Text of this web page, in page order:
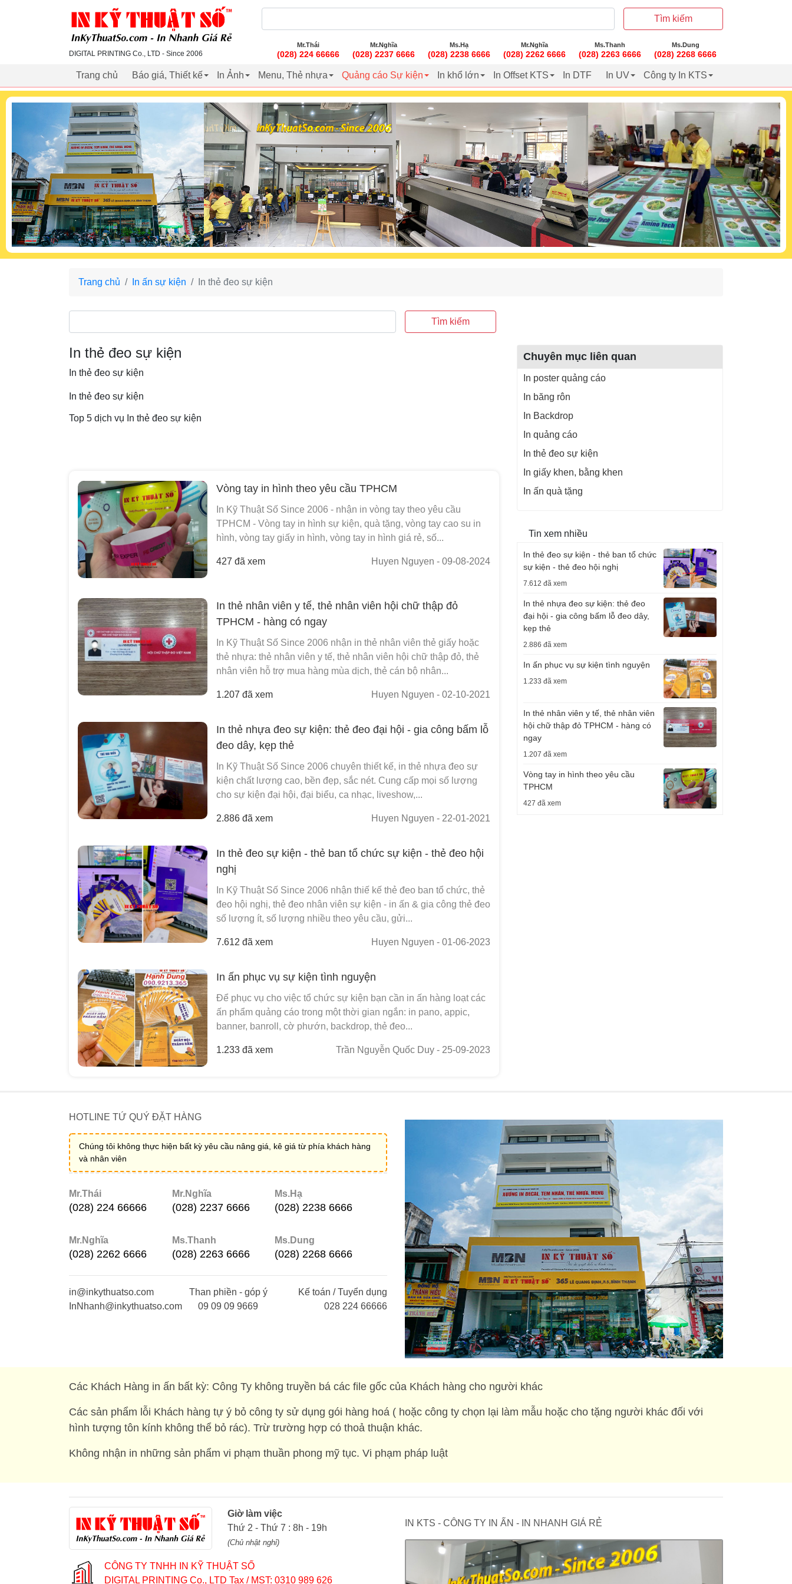
inkythuatso.com
DIGITAL PRINTING Co., LTD - Since 2006
Tìm kiếm
Mr.Thái
(028) 224 66666
Mr.Nghĩa
(028) 2237 6666
Ms.Hạ
(028) 2238 6666
Mr.Nghĩa
(028) 2262 6666
Ms.Thanh
(028) 2263 6666
Ms.Dung
(028) 2268 6666
Trang chủ Báo giá, Thiết kế In Ảnh Menu, Thẻ nhựa Quảng cáo Sự kiện In khổ lớn In Offset KTS In DTF In UV Công ty In KTS
Trang chủ In ấn sự kiện In thẻ đeo sự kiện
Tìm kiếm
In thẻ đeo sự kiện
In thẻ đeo sự kiện
In thẻ đeo sự kiện
Top 5 dịch vụ In thẻ đeo sự kiện
Vòng tay in hình theo yêu cầu TPHCM
In Kỹ Thuật Số Since 2006 - nhận in vòng tay theo yêu cầu
TPHCM - Vòng tay in hình sự kiện, quà tặng, vòng tay cao su in
hình, vòng tay giấy in hình, vòng tay in hình giá rẻ, số...
427 đã xem Huyen Nguyen - 09-08-2024
In thẻ nhân viên y tế, thẻ nhân viên hội chữ thập đỏ
TPHCM - hàng có ngay
In Kỹ Thuật Số Since 2006 nhận in thẻ nhân viên thẻ giấy hoặc
thẻ nhựa: thẻ nhân viên y tế, thẻ nhân viên hội chữ thập đỏ, thẻ
nhân viên hỗ trợ mua hàng mùa dịch, thẻ cán bộ nhân...
1.207 đã xem Huyen Nguyen - 02-10-2021
In thẻ nhựa đeo sự kiện: thẻ đeo đại hội - gia công bấm lỗ
đeo dây, kẹp thẻ
In Kỹ Thuật Số Since 2006 chuyên thiết kế, in thẻ nhựa đeo sự
kiện chất lượng cao, bền đẹp, sắc nét. Cung cấp mọi số lượng
cho sự kiện đại hội, đại biểu, ca nhạc, liveshow,...
2.886 đã xem Huyen Nguyen - 22-01-2021
In thẻ đeo sự kiện - thẻ ban tổ chức sự kiện - thẻ đeo hội
nghị
In Kỹ Thuật Số Since 2006 nhận thiế kế thẻ đeo ban tổ chức, thẻ
đeo hội nghị, thẻ đeo nhân viên sự kiện - in ấn & gia công thẻ đeo
số lượng ít, số lượng nhiều theo yêu cầu, gửi...
7.612 đã xem Huyen Nguyen - 01-06-2023
In ấn phục vụ sự kiện tình nguyện
Để phục vụ cho việc tổ chức sự kiện bạn cần in ấn hàng loạt các
ấn phẩm quảng cáo trong một thời gian ngắn: in pano, appic,
banner, banroll, cờ phướn, backdrop, thẻ đeo...
1.233 đã xem Trần Nguyễn Quốc Duy - 25-09-2023
Chuyên mục liên quan
In poster quảng cáo
In băng rôn
In Backdrop
In quảng cáo
In thẻ đeo sự kiện
In giấy khen, bằng khen
In ấn quà tặng
Tin xem nhiều
In thẻ đeo sự kiện - thẻ ban tổ chức
sự kiện - thẻ đeo hội nghị
7.612 đã xem
In thẻ nhựa đeo sự kiện: thẻ đeo
đại hội - gia công bấm lỗ đeo dây,
kẹp thẻ
2.886 đã xem
In ấn phục vụ sự kiện tình nguyện
1.233 đã xem
In thẻ nhân viên y tế, thẻ nhân viên
hội chữ thập đỏ TPHCM - hàng có
ngay
1.207 đã xem
Vòng tay in hình theo yêu cầu
TPHCM
427 đã xem
HOTLINE TỨ QUÝ ĐẶT HÀNG
Chúng tôi không thực hiện bất kỳ yêu cầu nâng giá, kê giá từ phía khách hàng
và nhân viên
Mr.Thái
(028) 224 66666
Mr.Nghĩa
(028) 2237 6666
Ms.Hạ
(028) 2238 6666
Mr.Nghĩa
(028) 2262 6666
Ms.Thanh
(028) 2263 6666
Ms.Dung
(028) 2268 6666
in@inkythuatso.com
InNhanh@inkythuatso.com
Than phiền - góp ý
09 09 09 9669
Kế toán / Tuyển dụng
028 224 66666
Các Khách Hàng in ấn bất kỳ: Công Ty không truyền bá các file gốc của Khách hàng cho người khác
Các sản phẩm lỗi Khách hàng tự ý bỏ công ty sử dụng gói hàng hoá ( hoặc công ty chọn lại làm mẫu hoặc cho tặng người khác đối với
hình tượng tôn kính không thể bỏ rác). Trừ trường hợp có thoả thuận khác.
Không nhận in những sản phẩm vi phạm thuần phong mỹ tục. Vi phạm pháp luật
Giờ làm việc
Thứ 2 - Thứ 7 : 8h - 19h
(Chủ nhật nghỉ)
CÔNG TY TNHH IN KỸ THUẬT SỐ
DIGITAL PRINTING Co., LTD Tax / MST: 0310 989 626
IN KTS - CÔNG TY IN ẤN - IN NHANH GIÁ RẺ